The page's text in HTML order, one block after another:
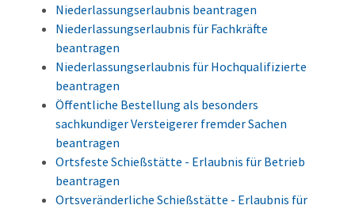
Niederlassungserlaubnis beantragen
Niederlassungserlaubnis für Fachkräfte
beantragen
Niederlassungserlaubnis für Hochqualifizierte
beantragen
Öffentliche Bestellung als besonders
sachkundiger Versteigerer fremder Sachen
beantragen
Ortsfeste Schießstätte - Erlaubnis für Betrieb
beantragen
Ortsveränderliche Schießstätte - Erlaubnis für